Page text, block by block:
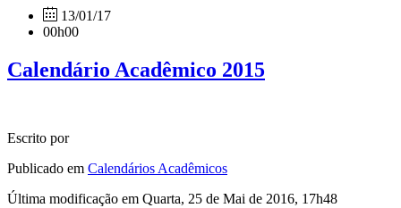
13/01/17
00h00
Calendário Acadêmico 2015
Escrito por
Publicado em Calendários Acadêmicos
Última modificação em Quarta, 25 de Mai de 2016, 17h48